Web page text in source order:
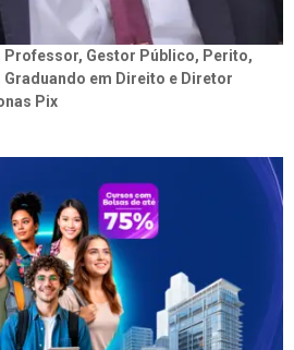
Professor, Gestor Público, Perito,
em Direito e Diretor
Pix